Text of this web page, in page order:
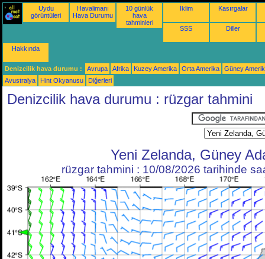
Uydu
görüntüleri
Havalimanı
Hava Durumu
10 günlük
hava
tahminleri
İklim Kasırgalar
SSS Diller
Hakkında
Denizcilik hava durumu : Avrupa Afrika Kuzey Amerika Orta Amerika
Güney
Avustralya
Hint Okyanusu Diğerleri
Denizcilik hava durumu : rüzgar tahmini
Yeni Zelanda, Güney
rüzgar tahmini : 10/08/2026 tarihinde